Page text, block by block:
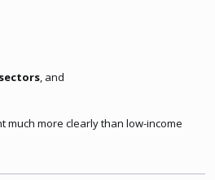
, and
much more clearly than low-income